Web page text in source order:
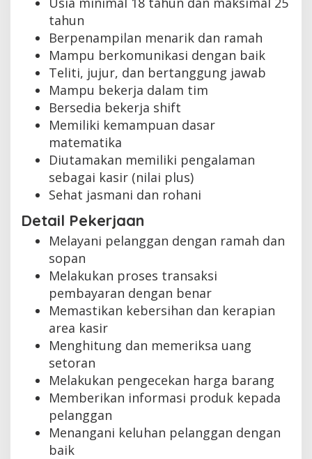
tahun
Berpenampilan menarik dan ramah
Mampu berkomunikasi dengan baik
Teliti, jujur, dan bertanggung jawab
Mampu bekerja dalam tim
Bersedia bekerja shift
Memiliki kemampuan dasar
matematika
Diutamakan memiliki pengalaman
sebagai kasir (nilai plus)
Sehat jasmani dan rohani
Detail Pekerjaan
Melayani pelanggan dengan ramah dan
sopan
Melakukan proses transaksi
pembayaran dengan benar
Memastikan kebersihan dan kerapian
area kasir
Menghitung dan memeriksa uang
setoran
Melakukan pengecekan harga barang
Memberikan informasi produk kepada
pelanggan
Menangani keluhan pelanggan dengan
baik